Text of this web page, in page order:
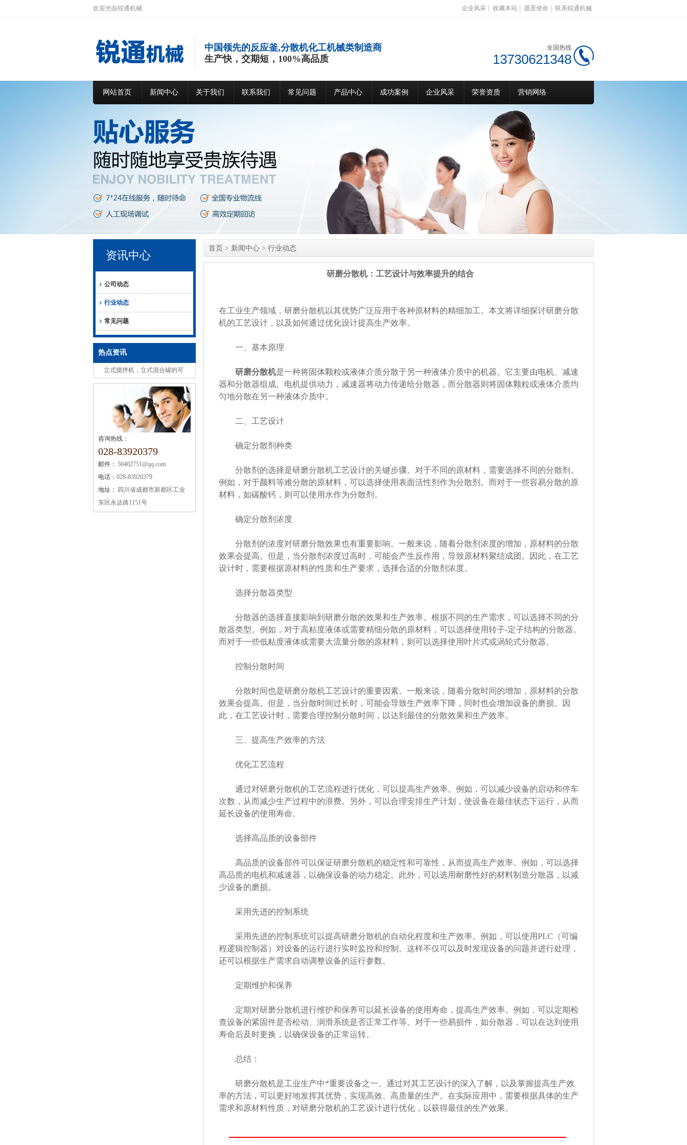
欢迎光临锐通机械 企业风采 收藏本站 愿景使命 联系锐通机械
中国领先的反应釜,分散机化工机械类制造商
生产快，交期短，100%高品质
全国热线
13730621348
网站首页 新闻中心 关于我们 联系我们 常见问题 产品中心 成功案例 企业风采 荣誉资质 营销网络
资讯中心
公司动态
行业动态
常见问题
热点资讯
立式搅拌机，立式混合罐的可
选组成安全注意事项
咨询热线：
028-83920379
邮件： 50402751@qq.com
电话： 028-83920379
地址：
四川省成都市新都区工业
东区永达路1151号
首页 > 新闻中心 > 行业动态
研磨分散机：工艺设计与效率提升的结合
在工业生产领域，研磨分散机以其优势广泛应用于各种原材料的精细加工。本文将详细探讨研磨分散
机的工艺设计，以及如何通过优化设计提高生产效率。
一、基本原理
研磨分散机是一种将固体颗粒或液体介质分散于另一种液体介质中的机器。它主要由电机、减速
器和分散器组成。电机提供动力，减速器将动力传递给分散器，而分散器则将固体颗粒或液体介质均
匀地分散在另一种液体介质中。
二、工艺设计
确定分散剂种类
分散剂的选择是研磨分散机工艺设计的关键步骤。对于不同的原材料，需要选择不同的分散剂。
例如，对于颜料等难分散的原材料，可以选择使用表面活性剂作为分散剂。而对于一些容易分散的原
材料，如碳酸钙，则可以使用水作为分散剂。
确定分散剂浓度
分散剂的浓度对研磨分散效果也有重要影响。一般来说，随着分散剂浓度的增加，原材料的分散
效果会提高。但是，当分散剂浓度过高时，可能会产生反作用，导致原材料聚结成团。因此，在工艺
设计时，需要根据原材料的性质和生产要求，选择合适的分散剂浓度。
选择分散器类型
分散器的选择直接影响到研磨分散的效果和生产效率。根据不同的生产需求，可以选择不同的分
散器类型。例如，对于高粘度液体或需要精细分散的原材料，可以选择使用转子-定子结构的分散器。
而对于一些低粘度液体或需要大流量分散的原材料，则可以选择使用叶片式或涡轮式分散器。
控制分散时间
分散时间也是研磨分散机工艺设计的重要因素。一般来说，随着分散时间的增加，原材料的分散
效果会提高。但是，当分散时间过长时，可能会导致生产效率下降，同时也会增加设备的磨损。因
此，在工艺设计时，需要合理控制分散时间，以达到最佳的分散效果和生产效率。
三、提高生产效率的方法
优化工艺流程
通过对研磨分散机的工艺流程进行优化，可以提高生产效率。例如，可以减少设备的启动和停车
次数，从而减少生产过程中的浪费。另外，可以合理安排生产计划，使设备在最佳状态下运行，从而
延长设备的使用寿命。
选择高品质的设备部件
高品质的设备部件可以保证研磨分散机的稳定性和可靠性，从而提高生产效率。例如，可以选择
高品质的电机和减速器，以确保设备的动力稳定。此外，可以选用耐磨性好的材料制造分散器，以减
少设备的磨损。
采用先进的控制系统
采用先进的控制系统可以提高研磨分散机的自动化程度和生产效率。例如，可以使用PLC（可编
程逻辑控制器）对设备的运行进行实时监控和控制。这样不仅可以及时发现设备的问题并进行处理，
还可以根据生产需求自动调整设备的运行参数。
定期维护和保养
定期对研磨分散机进行维护和保养可以延长设备的使用寿命，提高生产效率。例如，可以定期检
查设备的紧固件是否松动、润滑系统是否正常工作等。对于一些易损件，如分散器，可以在达到使用
寿命后及时更换，以确保设备的正常运转。
总结：
研磨分散机是工业生产中*重要设备之一。通过对其工艺设计的深入了解，以及掌握提高生产效
率的方法，可以更好地发挥其优势，实现高效、高质量的生产。在实际应用中，需要根据具体的生产
需求和原材料性质，对研磨分散机的工艺设计进行优化，以获得最佳的生产效果。